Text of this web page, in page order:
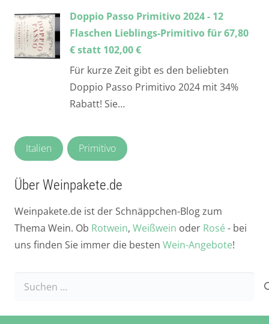
Doppio Passo Primitivo 2024 - 12
Flaschen Lieblings-Primitivo für 67,80
€ statt 102,00 €
Für kurze Zeit gibt es den beliebten
Doppio Passo Primitivo 2024 mit 34%
Rabatt! Sie…
Italien Primitivo
Über Weinpakete.de
Weinpakete.de ist der Schnäppchen-Blog zum
Thema Wein. Ob Rotwein, Weißwein oder Rosé - bei
uns finden Sie immer die besten Wein-Angebote!
Suchen